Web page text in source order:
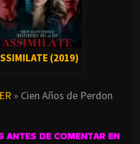
(2019)
» Cien Años de Perdon
ANTES DE COMENTAR EN